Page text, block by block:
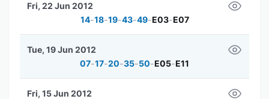
14-18-19-43-49-E03-E07
Fri, 22 Jun 2012
07-17-20-35-50-E05-E11
Tue, 19 Jun 2012
Fri, 15 Jun 2012